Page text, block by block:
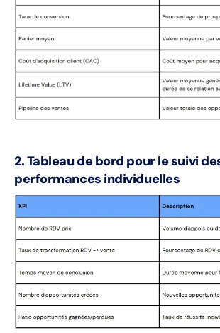
2. Tableau de bord pour le suivi
performances individuelles